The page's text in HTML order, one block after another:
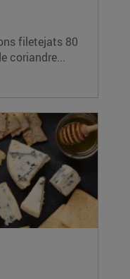
filetejats 80
coriandre...